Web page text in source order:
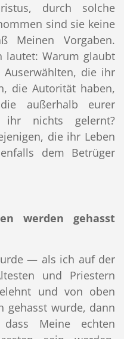
durch solche
sind sie keine
Meinen Vorgaben.
lautet: Warum glaubt
die ihr
die Autorität haben,
außerhalb eurer
ihr nichts gelernt?
die ihr Leben
dem Betrüger
werden gehasst
— als ich auf der
und Priestern
und von oben
gehasst wurde, dann
Meine echten